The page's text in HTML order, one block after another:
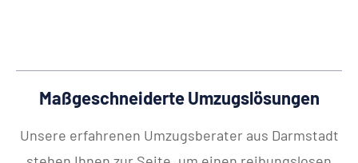
Maßgeschneiderte Umzugslösungen
Unsere erfahrenen Umzugsberater aus Darmstadt